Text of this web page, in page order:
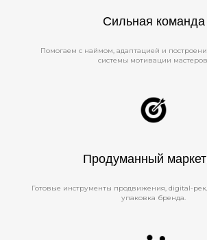
Сильная команда
Помогаем с наймом, адаптацией и
системы мотивации
Продуманный
Готовые инструменты продвижения, digital-
упаковка бренда.